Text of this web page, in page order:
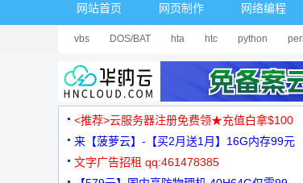
网站首页 网页制作 网络编程
vbs DOS/BAT hta htc python perl
<推荐>云服务器注册免费领★充值白拿$100
来【菠萝云】-【买2月送1月】16G内存99元
文字广告招租 qq:461478385